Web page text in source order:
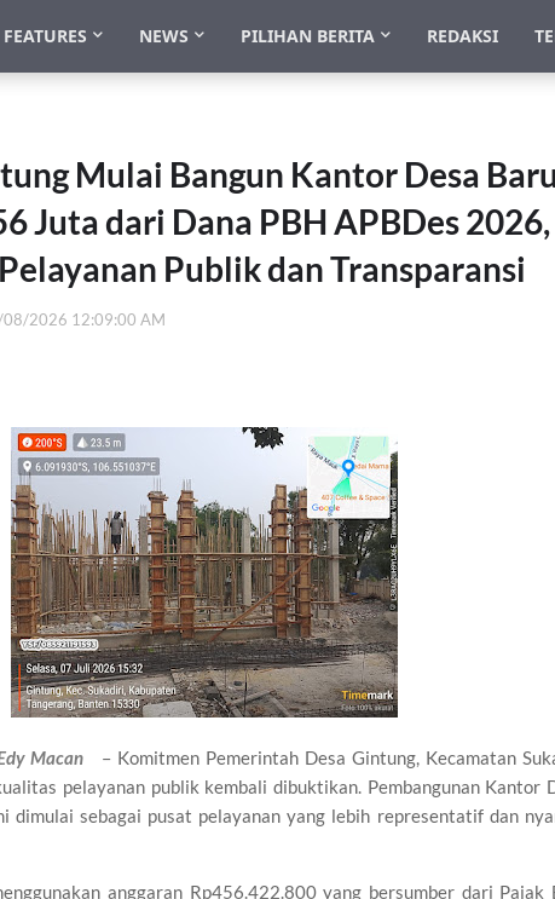
FEATURES NEWS PILIHAN BERITA REDAKSI
Mulai Bangun Kantor Desa Baru
Juta dari Dana PBH APBDes 2026,
Publik dan Transparansi
08/2026 12:09:00 AM
Macan – Komitmen Pemerintah Desa Gintung, Kecamatan
pelayanan publik kembali dibuktikan. Pembangunan Kantor
dimulai sebagai pusat pelayanan yang lebih representatif dan
anggaran Rp456.422.800 yang bersumber dari Pajak